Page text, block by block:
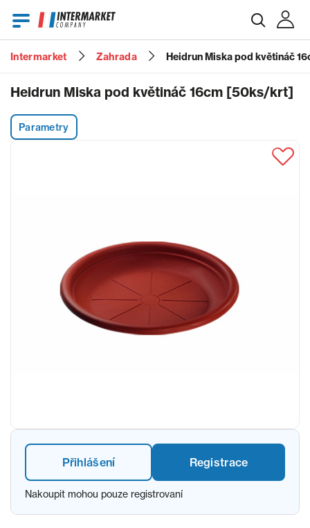
Heslo
Intermarket Zahrada Heidrun Miska pod květináč
Heidrun Miska pod květináč 16cm [50ks/krt]
Parametry
Přihlášení Registrace
Nakoupit mohou pouze registrovaní